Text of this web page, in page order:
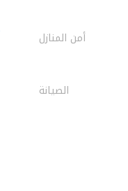
أمن المنازل
الصيانة